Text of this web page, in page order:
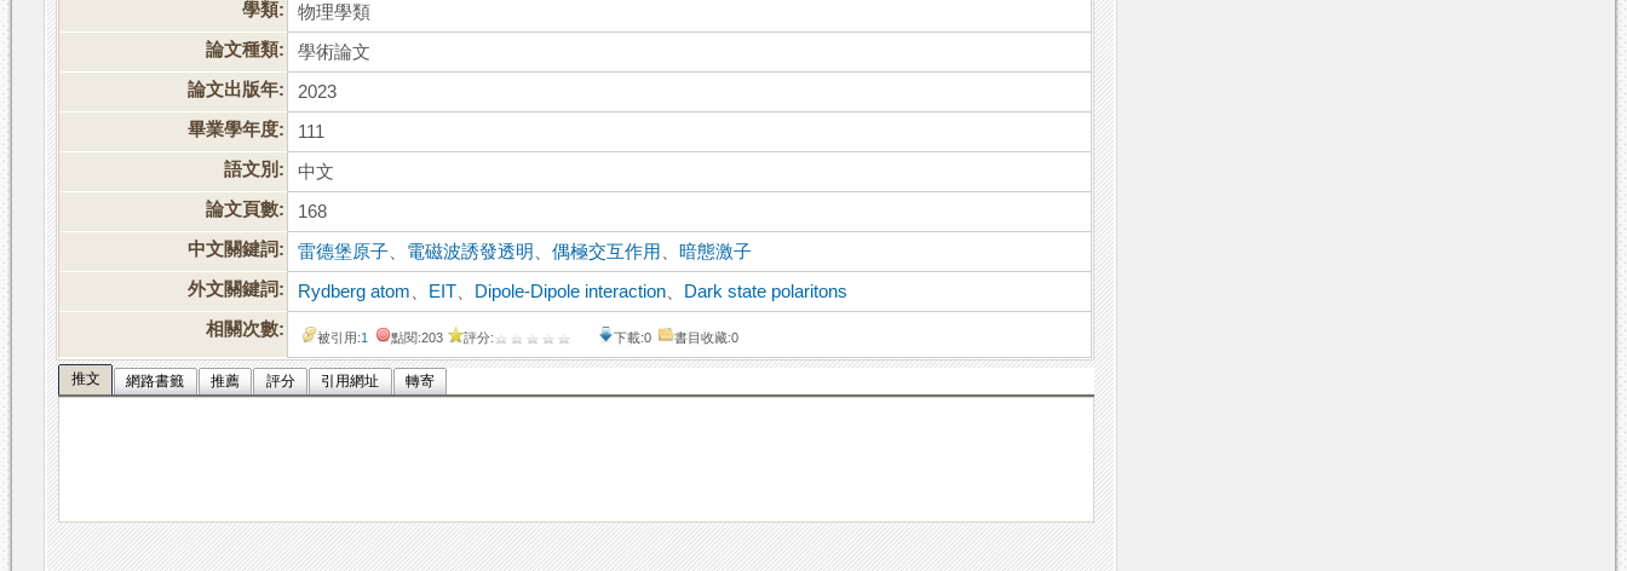
學類:
物理學類
論文種類:
學術論文
論文出版年:
2023
畢業學年度:
111
語文別:
中文
論文頁數:
168
中文關鍵詞:
雷德堡原子 電磁波誘發透明 、偶極交互作用
暗態激子
外文關鍵詞:
Rydberg atom EIT Dipole-Dipole interaction
Dark state polaritons
相關次數:
被引用:1 點閱:203 評分: 下載:0 書目收藏:0
推文 網路書籤 推薦 評分 引用網址 轉寄